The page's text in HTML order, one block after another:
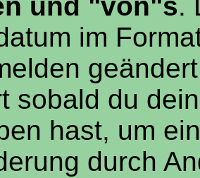
und "von"s.
im
sobald du
hast, um
durch